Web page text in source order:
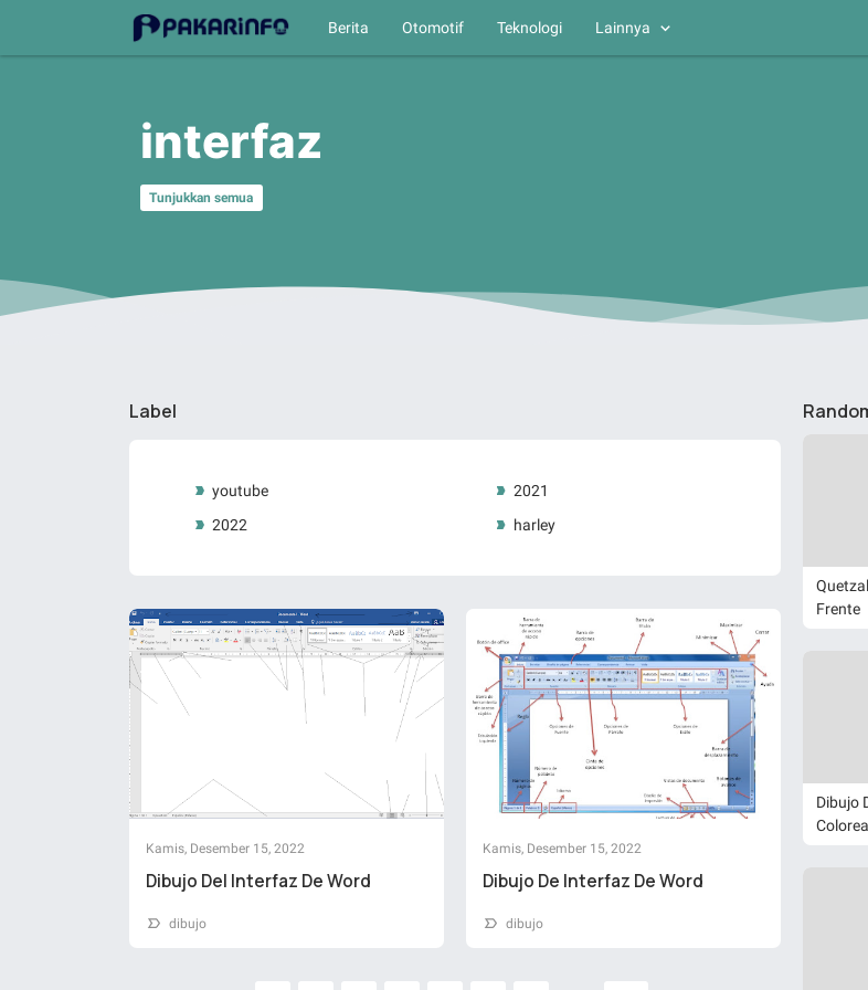
Berita Otomotif Teknologi Lainnya
interfaz
Tunjukkan semua
Label
youtube
2021
2022
harley
Kamis, Desember 15, 2022
Dibujo Del Interfaz De Word
dibujo
Kamis, Desember 15, 2022
Dibujo De Interfaz De Word
dibujo
Frente
Dibujo